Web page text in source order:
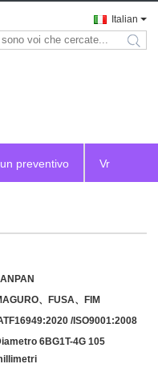
Italian
search
preventivo Vr
、FUSA、FIM
/ISO9001:2008
6BG1T-4G 105